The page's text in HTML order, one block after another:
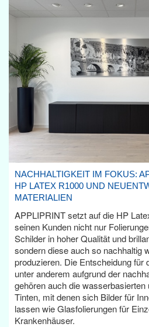
NACHHALTIGKEIT IM FOKUS:
HP LATEX R1000 UND
MATERIALIEN
APPLIPRINT setzt auf die HP
seinen Kunden nicht nur
Schilder in hoher Qualität und
sondern diese auch so nachhaltig
produzieren. Die Entscheidung für
unter anderem aufgrund der
gehören auch die
Tinten, mit denen sich Bilder für
lassen wie Glasfolierungen für
Krankenhäuser.